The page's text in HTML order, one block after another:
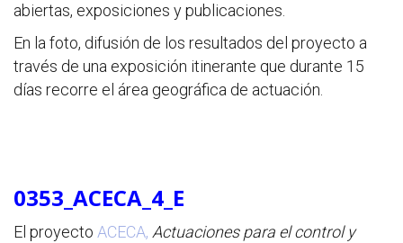
abiertas, exposiciones y publicaciones.
En la foto, difusión de los resultados del proyecto a
través de una exposición itinerante que durante 15
días recorre el área geográfica de actuación.
0353_ACECA_4_E
El proyecto ACECA, Actuaciones para el control y